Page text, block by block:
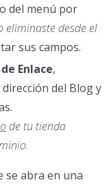
del menú por
eliminaste desde el
sus campos.
Enlace,
dirección del Blog y
de tu tienda
se abra en una